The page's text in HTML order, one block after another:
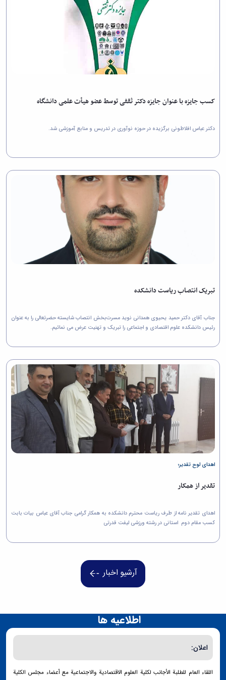
کسب جایزه با عنوان جایزه دکتر ثقفی توسط عضو هیأت علمی دانشگاه
دکتر عباس افلاطونی برگزیده در حوزه نوآوری در تدریس و منابع آموزشی شد.
تبریک انتصاب ریاست دانشکده
جناب آقای دکتر حمید یحیوی همدانی نوید مسرت‌بخش انتصاب شایسته حضرتعالی را به عنوان
رئیس دانشکده علوم اقتصادی و اجتماعی را تبریک و تهنیت عرض می نمائیم.
اهدای لوح تقدیر؛
تقدیر از همکار
اهدای تقدیر نامه از طرف ریاست محترم دانشکده به همکار گرامی جناب آقای عباس بیات بابت
کسب مقام دوم استانی در رشته ورزشی لیفت قدرتی
آرشیو اخبار
اطلاعیه ها
اعلان:
اللقاء العام للطلبة الأجانب لكلية العلوم الاقتصادية والاجتماعية مع أعضاء مجلس الكلية